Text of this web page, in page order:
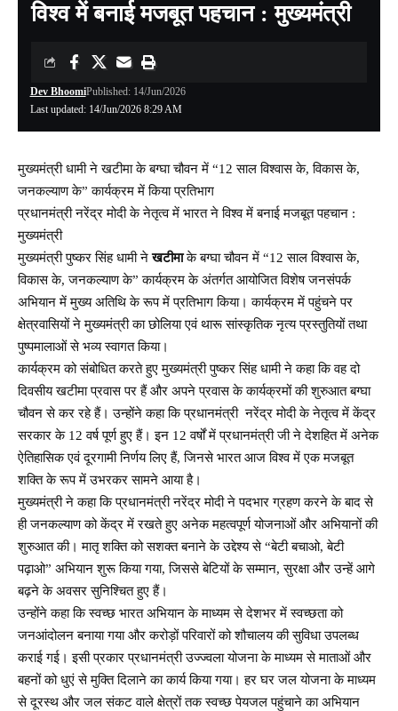
विश्व में बनाई मजबूत पहचान : मुख्यमंत्री
Last updated: 14/Jun/2026 8:29 AM
Dev BhoomiPublished: 14/Jun/2026
मुख्यमंत्री धामी ने खटीमा के बग्घा चौवन में “12 साल विश्वास के, विकास के,
जनकल्याण के” कार्यक्रम में किया प्रतिभाग
प्रधानमंत्री नरेंद्र मोदी के नेतृत्व में भारत ने विश्व में बनाई मजबूत पहचान :
मुख्यमंत्री
मुख्यमंत्री पुष्कर सिंह धामी नेखटीमाके बग्घा चौवन में “12 साल विश्वास के,
विकास के, जनकल्याण के” कार्यक्रम के अंतर्गत आयोजित विशेष जनसंपर्क
अभियान में मुख्य अतिथि के रूप में प्रतिभाग किया। कार्यक्रम में पहुंचने पर
क्षेत्रवासियों ने मुख्यमंत्री का छोलिया एवं थारू सांस्कृतिक नृत्य प्रस्तुतियों तथा
पुष्पमालाओं से भव्य स्वागत किया।
कार्यक्रम को संबोधित करते हुए मुख्यमंत्री पुष्कर सिंह धामी ने कहा कि वह दो
दिवसीय खटीमा प्रवास पर हैं और अपने प्रवास के कार्यक्रमों की शुरुआत बग्घा
चौवन से कर रहे हैं। उन्होंने कहा कि प्रधानमंत्री नरेंद्र मोदी के नेतृत्व में केंद्र
सरकार के 12 वर्ष पूर्ण हुए हैं। इन 12 वर्षों में प्रधानमंत्री जी ने देशहित में अनेक
ऐतिहासिक एवं दूरगामी निर्णय लिए हैं, जिनसे भारत आज विश्व में एक मजबूत
शक्ति के रूप में उभरकर सामने आया है।
मुख्यमंत्री ने कहा कि प्रधानमंत्री नरेंद्र मोदी ने पदभार ग्रहण करने के बाद से
ही जनकल्याण को केंद्र में रखते हुए अनेक महत्वपूर्ण योजनाओं और अभियानों की
शुरुआत की। मातृ शक्ति को सशक्त बनाने के उद्देश्य से “बेटी बचाओ, बेटी
पढ़ाओ” अभियान शुरू किया गया, जिससे बेटियों के सम्मान, सुरक्षा और उन्हें आगे
बढ़ने के अवसर सुनिश्चित हुए हैं।
उन्होंने कहा कि स्वच्छ भारत अभियान के माध्यम से देशभर में स्वच्छता को
जनआंदोलन बनाया गया और करोड़ों परिवारों को शौचालय की सुविधा उपलब्ध
कराई गई। इसी प्रकार प्रधानमंत्री उज्ज्वला योजना के माध्यम से माताओं और
बहनों को धुएं से मुक्ति दिलाने का कार्य किया गया। हर घर जल योजना के माध्यम
से दूरस्थ और जल संकट वाले क्षेत्रों तक स्वच्छ पेयजल पहुंचाने का अभियान